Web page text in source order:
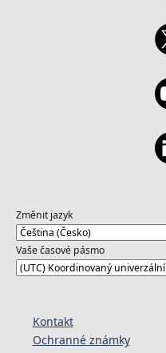
Změnit jazyk
Vaše časové pásmo
Kontakt
Ochranné známky